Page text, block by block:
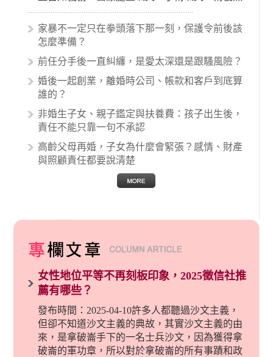
顧失當、醫療費用的收取。雖然醫學進步，但醫
生與病患之間引起的糾紛還是經常發生。很多案
例中最後都走向訴訟流程，我們如果不幸遇到相
的內容其實非常多，有些案例…
家暴不一定只在拳頭落下那一刻，保護令前後該
怎麼準備？
前任分手後一直糾纏，是愛太深還是跟騷風險？
婚後一起創業，離婚時公司、帳款和客戶到底算
誰的？
非婚生子女、親子鑑定與扶養費：孩子出生後，
責任不能只靠一句不承認
高齡父母再婚，子女為什麼會緊張？感情、財產
與照顧責任都要說清楚
女性地位平等不再刻板印象，2025徵信社推
薦有哪些？
發布時間：2025-04-10許多人都聽過沙文主義，
但卻不知道沙文主義的典故，其實沙文主義的由
來，是拿破崙手下的一名士兵沙文，因為獲得拿
破崙的軍功章，所以對於拿破崙的所有事蹟和政